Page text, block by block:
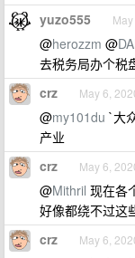
yuzo555
@herozzm @
去税务局办个税
crz May 6,
@my101du `大
产业
crz May 6,
@Mithril 现在各
好像都绕不过这
crz May 6,